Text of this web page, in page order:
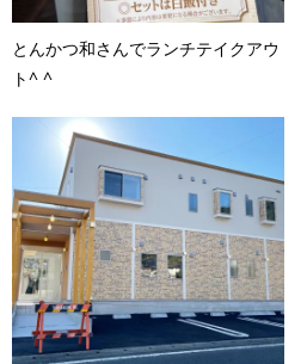
とんかつ和さんでランチテイクアウ
ト^ ^